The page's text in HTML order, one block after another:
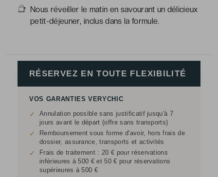
Nous réveiller le matin en savourant un délicieux
petit-déjeuner, inclus dans la formule.
RÉSERVEZ EN TOUTE FLEXIBILITÉ
VOS GARANTIES VERYCHIC
✓
Annulation possible sans justificatif jusqu'à 7
jours avant le départ (offre sans transports)
✓
Remboursement sous forme d'avoir, hors frais de
dossier, assurance, transports et activités
✓
Frais de traitement : 20 € pour réservations
inférieures à 500 € et 50 € pour réservations
supérieures à 500 €